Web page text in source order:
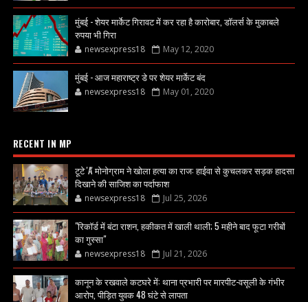
मुंबई - शेयर मार्केट गिरावट में कर रहा है कारोबार, डॉलर्स के मुकाबले
रुपया भी गिरा
newsexpress18 May 12, 2020
मुंबई - आज महाराष्ट्र डे पर शेयर मार्केट बंद
newsexpress18 May 01, 2020
RECENT IN MP
टूटे 'A' मोनोग्राम ने खोला हत्या का राज: हाईवा से कुचलकर सड़क हादसा
दिखाने की साजिश का पर्दाफाश
newsexpress18 Jul 25, 2026
"रिकॉर्ड में बंटा राशन, हकीकत में खाली थाली; 5 महीने बाद फूटा गरीबों
का गुस्सा"
newsexpress18 Jul 21, 2026
कानून के रखवाले कटघरे में: थाना प्रभारी पर मारपीट-वसूली के गंभीर
आरोप, पीड़ित युवक 48 घंटे से लापता